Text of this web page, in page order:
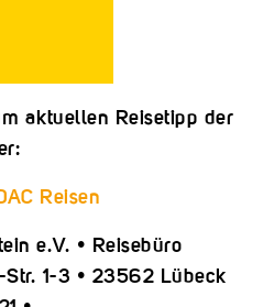
aktuellen Reisetipp der
Reisen
e.V. • Reisebüro
1-3 • 23562 Lübeck